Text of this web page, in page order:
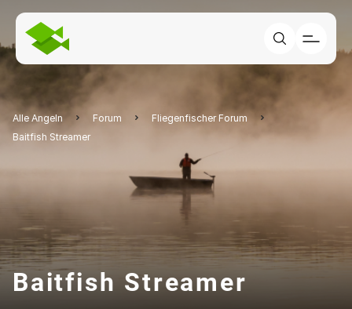
Alle Angeln Forum
Fliegenfischer Forum
Baitfish Streamer
Baitfish Streamer